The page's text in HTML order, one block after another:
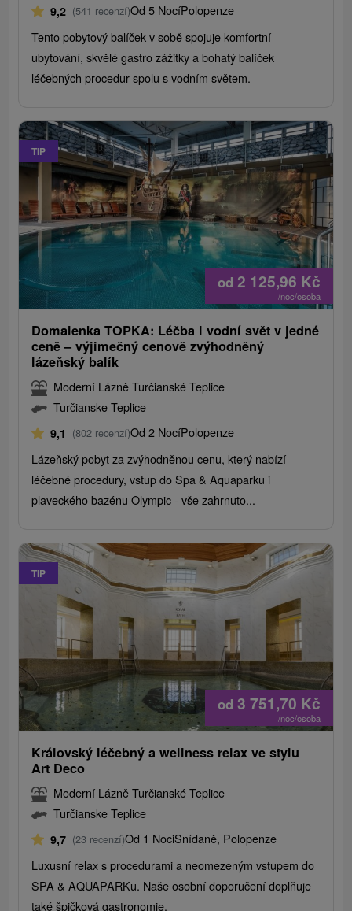
9,2 (541 recenzí)Od 5 NocíPolopenze
Tento pobytový balíček v sobě spojuje komfortní
ubytování, skvělé gastro zážitky a bohatý balíček
léčebných procedur spolu s vodním světem.
TIP
od 2 125,96 Kč
/noc/osoba
Domalenka TOPKA: Léčba i vodní svět v jedné
ceně – výjimečný cenově zvýhodněný
lázeňský balík
Moderní Lázně Turčianské Teplice
Turčianske Teplice
9,1 (802 recenzí)Od 2 NocíPolopenze
Lázeňský pobyt za zvýhodněnou cenu, který nabízí
léčebné procedury, vstup do Spa & Aquaparku i
plaveckého bazénu Olympic - vše zahrnuto...
TIP
od 3 751,70 Kč
/noc/osoba
Královský léčebný a wellness relax ve stylu
Art Deco
Moderní Lázně Turčianské Teplice
Turčianske Teplice
9,7 (23 recenzí)Od 1 NociSnídaně, Polopenze
Luxusní relax s procedurami a neomezeným vstupem do
SPA & AQUAPARKu. Naše osobní doporučení doplňuje
také špičková gastronomie.